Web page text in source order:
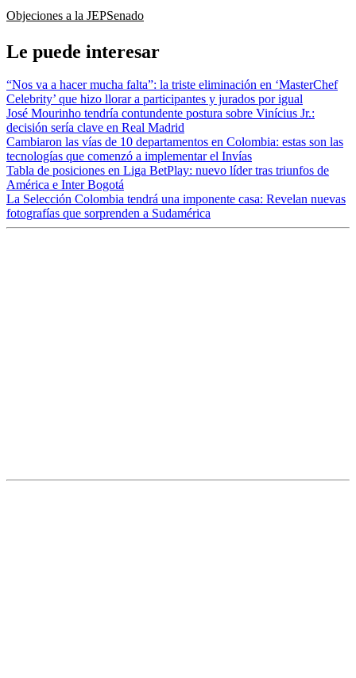
Objeciones a la JEPSenado
Le puede interesar
“Nos va a hacer mucha falta”: la triste eliminación en ‘MasterChef
Celebrity’ que hizo llorar a participantes y jurados por igual
José Mourinho tendría contundente postura sobre Vinícius Jr.:
decisión sería clave en Real Madrid
Cambiaron las vías de 10 departamentos en Colombia: estas son las
tecnologías que comenzó a implementar el Invías
Tabla de posiciones en Liga BetPlay: nuevo líder tras triunfos de
América e Inter Bogotá
La Selección Colombia tendrá una imponente casa: Revelan nuevas
fotografías que sorprenden a Sudamérica